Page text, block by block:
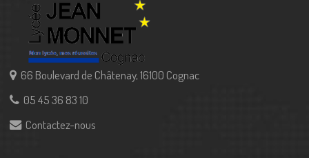
66 Boulevard de Châtenay, 16100 Cognac
05 45 36 83 10
Contactez-nous